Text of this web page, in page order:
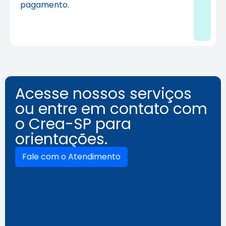
pagamento.
Acesse nossos serviços
ou entre em contato com
o Crea-SP para
orientações.
Fale com o Atendimento